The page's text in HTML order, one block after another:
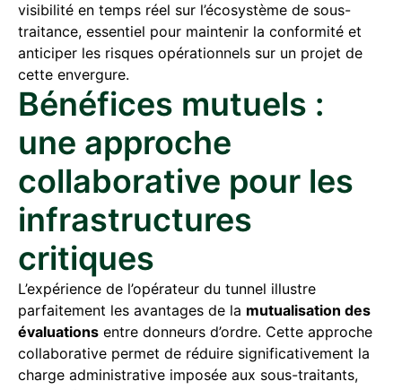
visibilité en temps réel sur l’écosystème de sous-
traitance, essentiel pour maintenir la conformité et
anticiper les risques opérationnels sur un projet de
cette envergure.
Bénéfices mutuels :
une approche
collaborative pour les
infrastructures
critiques
L’expérience de l’opérateur du tunnel illustre
parfaitement les avantages de la mutualisation des
évaluations entre donneurs d’ordre. Cette approche
collaborative permet de réduire significativement la
charge administrative imposée aux sous-traitants,